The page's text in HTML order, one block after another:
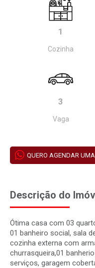
1
Cozinha
3
Vaga
QUERO AGENDAR
Descrição do
Ótima casa com 03
01 banheiro social, sala
cozinha externa com
churrasqueira,01
serviços, garagem